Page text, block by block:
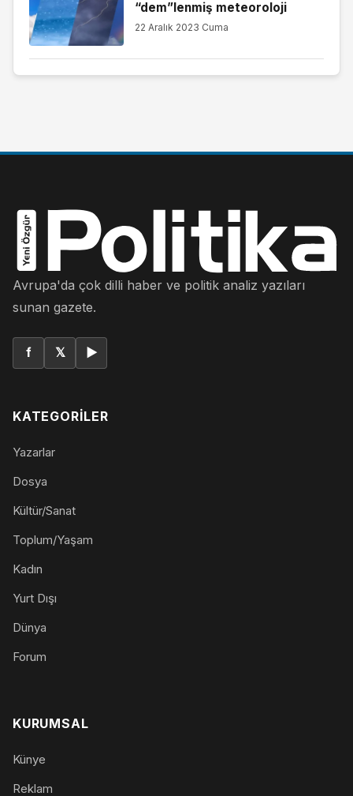
“dem”lenmiş meteoroloji
22 Aralık 2023 Cuma
Avrupa'da çok dilli haber ve politik analiz yazıları
sunan gazete.
f 𝕏 ▶
KATEGORILER
Yazarlar
Dosya
Kültür/Sanat
Toplum/Yaşam
Kadın
Yurt Dışı
Dünya
Forum
KURUMSAL
Künye
Reklam